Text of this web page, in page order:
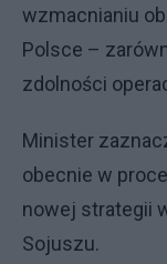
wzmacnianiu
Polsce –
zdolności
Minister
obecnie w
nowej strategii
Sojuszu.